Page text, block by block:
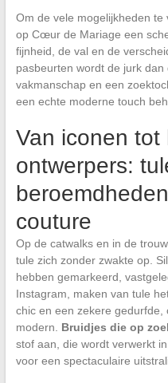
Om de vele mogelijkheden
op Cœur de Mariage een
fijnheid, de val en de
pasbeurten wordt de jurk
vakmanschap en een
een echte moderne touch
Van iconen
ontwerpers:
couture
Op de catwalks en in de
tule zich zonder zwakte op.
hebben gemarkeerd,
Instagram, maken van tule
chic en een zekere gedurfde,
modern. Bruidjes die op
stof aan, die wordt verwerkt
voor een spectaculaire